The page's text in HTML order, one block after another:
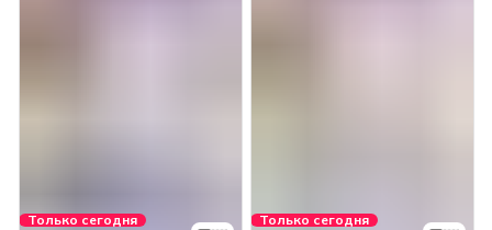
Только сегодня Только сегодня